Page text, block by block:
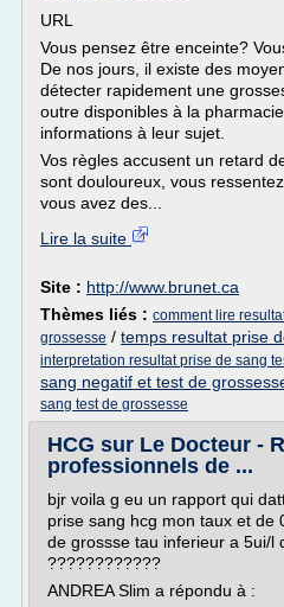
URL
Vous pensez être enceinte?
De nos jours, il existe des
détecter rapidement une
outre disponibles à la
informations à leur sujet.
Vos règles accusent un retard
sont douloureux, vous
vous avez des...
Lire la suite
Site : http://www.brunet.ca
Thèmes liés : comment lire
grossesse / temps resultat prise
interpretation resultat prise de sang
sang negatif et test de
sang test de grossesse
HCG sur Le Docteur -
professionnels de ...
bjr voila g eu un rapport qui
prise sang hcg mon taux et de
de grossse tau inferieur a 5ui/l
????????????
ANDREA Slim a répondu à :